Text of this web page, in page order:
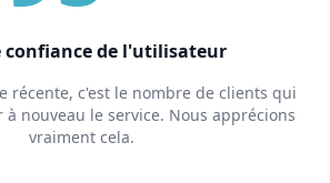
confiance de l'utilisateur
récente, c'est le nombre de clients qui
nouveau le service. Nous apprécions
vraiment cela.